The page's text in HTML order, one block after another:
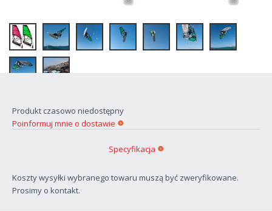
Produkt czasowo niedostępny
Poinformuj mnie o dostawie
Koszty wysyłki wybranego towaru muszą być zweryfikowane.
Prosimy o kontakt.
Specyfikacja